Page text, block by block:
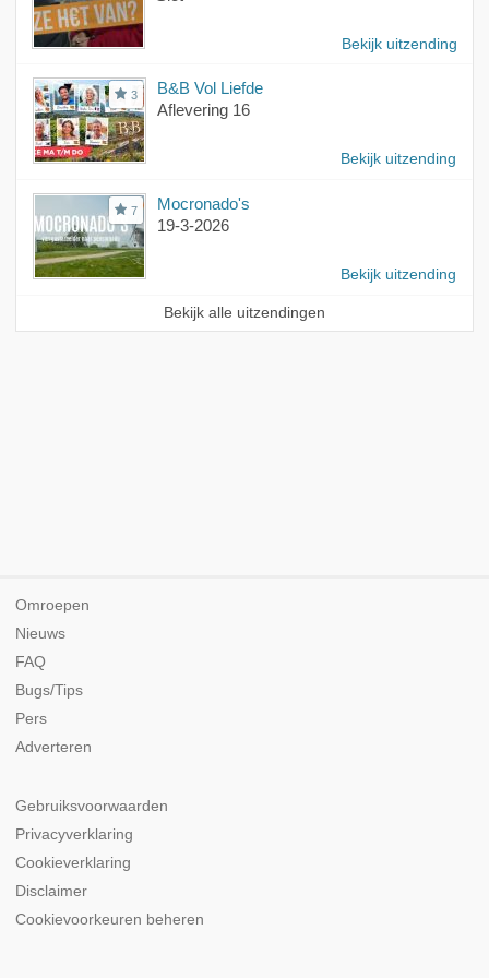
Bekijk uitzending
3
B&B Vol Liefde
Aflevering 16
Bekijk uitzending
7
Mocronado's
19-3-2026
Bekijk uitzending
Bekijk alle uitzendingen
Omroepen
Nieuws
FAQ
Bugs/Tips
Pers
Adverteren
Gebruiksvoorwaarden
Privacyverklaring
Cookieverklaring
Disclaimer
Cookievoorkeuren beheren